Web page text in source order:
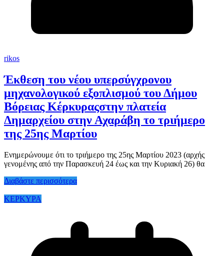
rikos
Έκθεση του νέου υπερσύγχρονου
μηχανολογικού εξοπλισμού του Δήμου
Βόρειας Κέρκυραςστην πλατεία
Δημαρχείου στην Αχαράβη το τριήμερο
της 25ης Μαρτίου
Ενημερώνουμε ότι το τριήμερο της 25ης Μαρτίου 2023 (αρχής
γενομένης από την Παρασκευή 24 έως και την Κυριακή 26) θα
Διαβάστε περισσότερα
ΚΕΡΚΥΡΑ